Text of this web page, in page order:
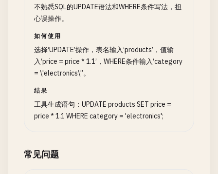
不熟悉SQL的UPDATE语法和WHERE条件写法，担
心误操作。
如何使用
选择‘UPDATE’操作，表名输入‘products’，值输
入‘price = price * 1.1’，WHERE条件输入‘category
= \'electronics\'’。
结果
工具生成语句：UPDATE products SET price =
price * 1.1 WHERE category = 'electronics';
常见问题